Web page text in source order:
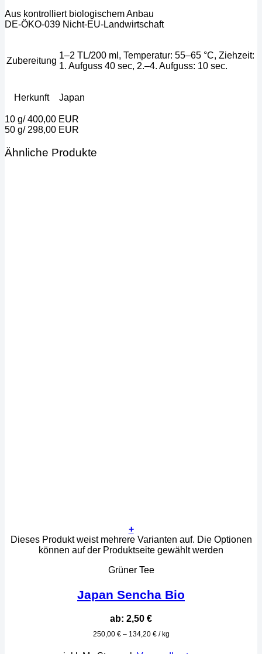
Aus kontrolliert biologischem Anbau
DE-ÖKO-039 Nicht-EU-Landwirtschaft
Zubereitung
1–2 TL/200 ml, Temperatur: 55–65 °C, Ziehzeit:
1. Aufguss 40 sec, 2.–4. Aufguss: 10 sec.
Herkunft Japan
10 g/ 400,00 EUR
50 g/ 298,00 EUR
Ähnliche Produkte
+
Dieses Produkt weist mehrere Varianten auf. Die Optionen
können auf der Produktseite gewählt werden
Grüner Tee
Japan Sencha Bio
ab: 2,50 €
250,00 €– 134,20 €/ kg